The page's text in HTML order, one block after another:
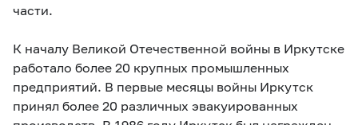
части.
К началу Великой Отечественной войны в Иркутске
работало более 20 крупных промышленных
предприятий. В первые месяцы войны Иркутск
принял более 20 различных эвакуированных